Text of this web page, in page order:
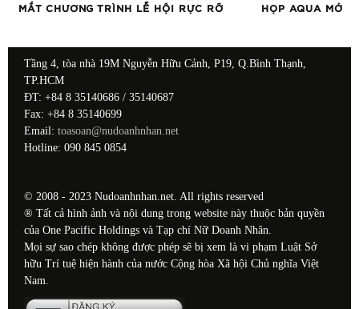
MẮT CHƯƠNG TRÌNH LỄ HỘI RỰC RỠ
HỌP AQUA MỚI
Tầng 4, tòa nhà 19M Nguyễn Hữu Cảnh, P19, Q.Bình Thạnh,
TP.HCM
ĐT: +84 8 35140686 / 35140687
Fax: +84 8 35140699
Email: toasoan@nudoanhnhan.net
Hotline: 090 845 0854
© 2008 - 2023 Nudoanhnhan.net. All rights reserved
® Tất cả hình ảnh và nội dung trong website này thuộc bản quyền
của One Pacific Holdings và Tạp chí Nữ Doanh Nhân.
Mọi sự sao chép không được phép sẽ bị xem là vi phạm Luật Sở
hữu Trí tuệ hiện hành của nước Cộng hòa Xã hội Chủ nghĩa Việt
Nam.